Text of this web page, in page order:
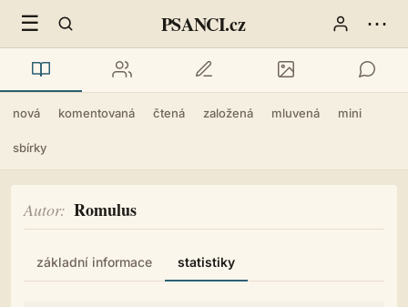
☰ PSANCI.cz ⋯
nová komentovaná čtená založená mluvená mini
sbírky
Autor Romulus
základní informace statistiky